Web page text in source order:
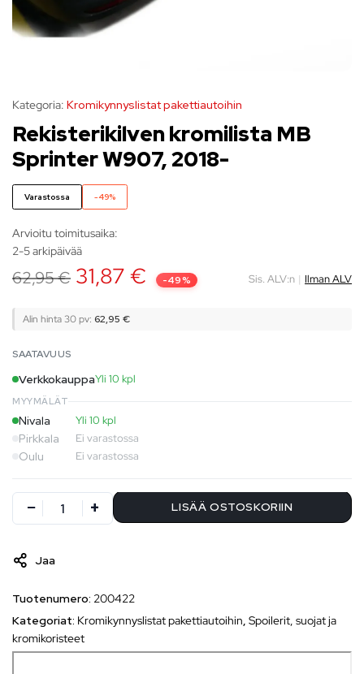
Kategoria: Kromikynnyslistat pakettiautoihin
Rekisterikilven kromilista MB
Sprinter W907, 2018-
Varastossa -49%
Arvioitu toimitusaika:
2-5 arkipäivää
62,95€ 31,87 € -49% Sis. ALV:n | Ilman ALV
Alin hinta 30 pv: 62,95 €
SAATAVUUS
VerkkokauppaYli 10 kpl
MYYMÄLÄT
Nivala Yli 10 kpl
Pirkkala Ei varastossa
Oulu Ei varastossa
LISÄÄ OSTOSKORIIN
Jaa
Tuotenumero: 200422
Kategoriat: Kromikynnyslistat pakettiautoihin, Spoilerit, suojat ja
kromikoristeet